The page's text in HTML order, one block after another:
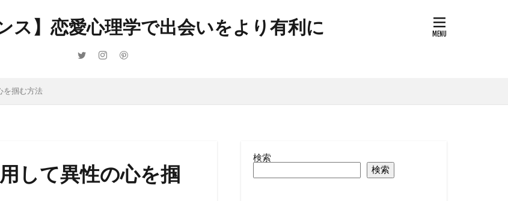
ス】恋愛心理学で出会いをより有利に
を掴む方法
して異性の心を掴
検索
検索
検索